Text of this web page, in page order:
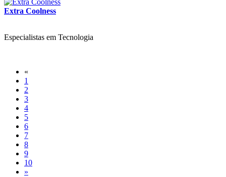
Extra Coolness
Especialistas em Tecnologia
«
1
2
3
4
5
6
7
8
9
10
»